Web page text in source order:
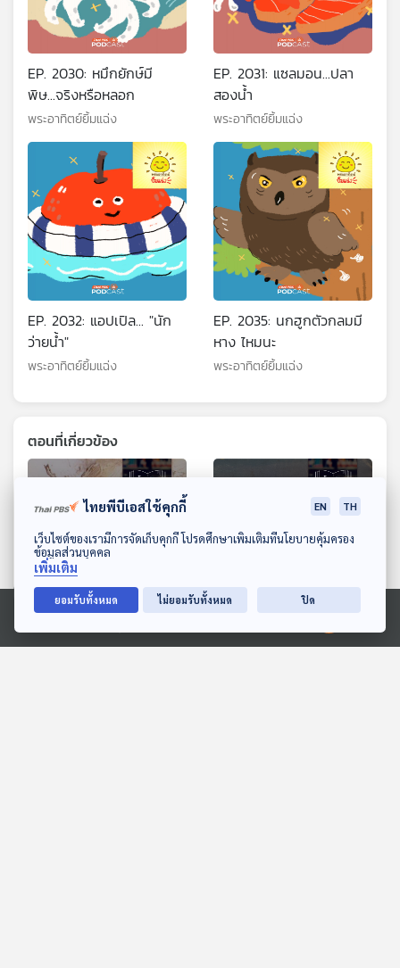
ดาวน์โหลด Thai PBS Podcast Application
Ⓒ 2020 องค์การกระจายเสียงและแพร่ภาพสาธารณะแห่งประเทศไทย
EP. 2030: หมึกยักษ์มี
พิษ...จริงหรือหลอก
พระอาทิตย์ยิ้มแฉ่ง
EP. 2031: แซลมอน...ปลา
สองน้ำ
พระอาทิตย์ยิ้มแฉ่ง
EP. 2032: แอปเปิล... "นัก
ว่ายน้ำ"
พระอาทิตย์ยิ้มแฉ่ง
EP. 2035: นกฮูกตัวกลมมี
หาง ไหมนะ
พระอาทิตย์ยิ้มแฉ่ง
ตอนที่เกี่ยวข้อง
EP. 6: ล่องไพร เทวรูปชาว
EP. 2: ทุ่งมหาราช
ไทยพีบีเอสใช้คุกกี้ EN TH
เว็บไซต์ของเรามีการจัดเก็บคุกกี้ โปรดศึกษาเพิ่มเติมที่นโยบายคุ้มครอง
ข้อมูลส่วนบุคคล
เพิ่มเติม
ยอมรับทั้งหมด ไม่ยอมรับทั้งหมด ปิด